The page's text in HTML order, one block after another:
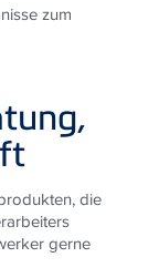
zum
die
gerne